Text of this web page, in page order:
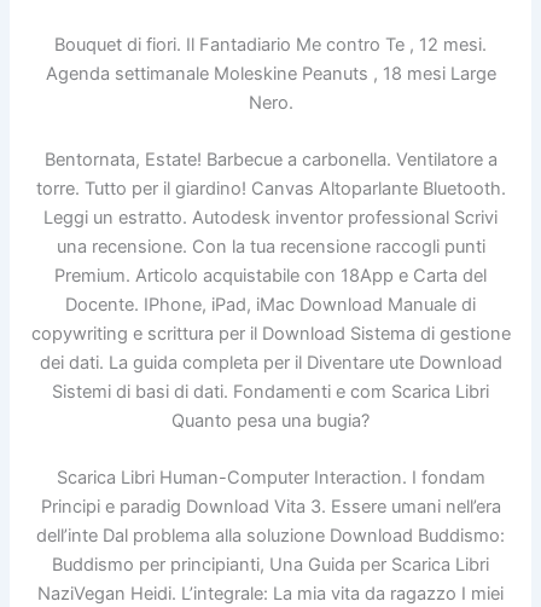
Bouquet di fiori. Il Fantadiario Me contro Te , 12 mesi.
Agenda settimanale Moleskine Peanuts , 18 mesi Large
Nero.
Bentornata, Estate! Barbecue a carbonella. Ventilatore a
torre. Tutto per il giardino! Canvas Altoparlante Bluetooth.
Leggi un estratto. Autodesk inventor professional Scrivi
una recensione. Con la tua recensione raccogli punti
Premium. Articolo acquistabile con 18App e Carta del
Docente. IPhone, iPad, iMac Download Manuale di
copywriting e scrittura per il Download Sistema di gestione
dei dati. La guida completa per il Diventare ute Download
Sistemi di basi di dati. Fondamenti e com Scarica Libri
Quanto pesa una bugia?
Scarica Libri Human-Computer Interaction. I fondam
Principi e paradig Download Vita 3. Essere umani nell’era
dell’inte Dal problema alla soluzione Download Buddismo:
Buddismo per principianti, Una Guida per Scarica Libri
NaziVegan Heidi. L’integrale: La mia vita da ragazzo I miei